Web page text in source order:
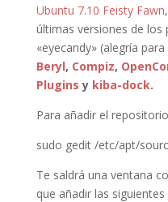
Ubuntu 7.10 Feisty Fawn
últimas versiones de los
«eyecandy» (alegría
Beryl, Compiz,
Plugins y kiba-dock.
Para añadir el
sudo gedit /etc/apt/
Te saldrá una ventana
que añadir las